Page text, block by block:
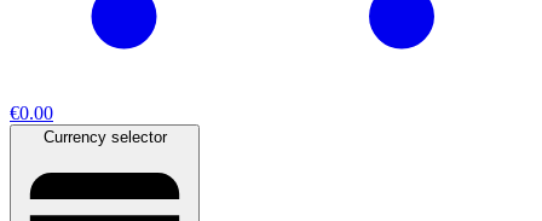
€0.00
Currency selector